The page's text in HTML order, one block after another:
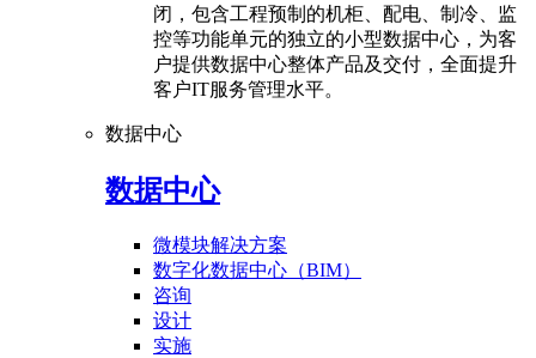
闭，包含工程预制的机柜、配电、制冷、监
控等功能单元的独立的小型数据中心，为客
户提供数据中心整体产品及交付，全面提升
客户IT服务管理水平。
数据中心
数据中心
微模块解决方案
数字化数据中心（BIM）
咨询
设计
实施